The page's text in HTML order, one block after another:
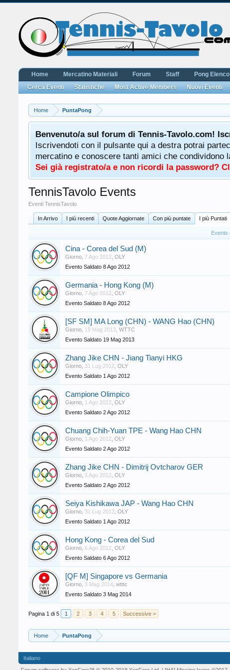
Home PuntaPong
Benvenuto/a sul forum di Tennis-Tavolo.com!
Iscrivendoti con il pulsante qui a destra potrai
mercatino e conoscere tanti amici che condividono
Sei già registrato/a e non ricordi la password?
TennisTavolo Events
Eventi TennisTavolo
In Arrivo I più recenti Quote Aggiornate Con più puntate I più Puntati
Events
Cina - Corea del Sud (M)
Giorno 7 Ago 2012 OLY
Evento Saldato 8 Ago 2012
Germania - Hong Kong (M)
Giorno 7 Ago 2012 OLY
Evento Saldato 8 Ago 2012
[SF SM] MA Long (CHN) - WANG Hao (CHN)
Giorno 19 Mag 2013 WTTC
Evento Saldato 19 Mag 2013
Zhang Jike CHN - Jiang Tianyi HKG
Giorno 31 Lug 2012 OLY
Evento Saldato 1 Ago 2012
Campione Olimpico
Giorno 1 Ago 2012 OLY
Evento Saldato 2 Ago 2012
Chuang Chih-Yuan TPE - Wang Hao CHN
Giorno 1 Ago 2012 OLY
Evento Saldato 2 Ago 2012
Zhang Jike CHN - Dimitrij Ovtcharov GER
Giorno 1 Ago 2012 OLY
Evento Saldato 2 Ago 2012
Seiya Kishikawa JAP - Wang Hao CHN
Giorno 31 Lug 2012 OLY
Evento Saldato 1 Ago 2012
Hong Kong - Corea del Sud
Giorno 6 Ago 2012 OLY
Evento Saldato 6 Ago 2012
[QF M] Singapore vs Germania
Giorno 3 Mag 2014 wtttc
Evento Saldato 3 Mag 2014
Pagina 1 di 5 1 2 3 4 5 Successive >
Home PuntaPong
Home Mercatino Materiali Forum Staff Pong Elenco
Cerca Eventi
Statistiche Most Active Members Nuovi Eventi
Italiano